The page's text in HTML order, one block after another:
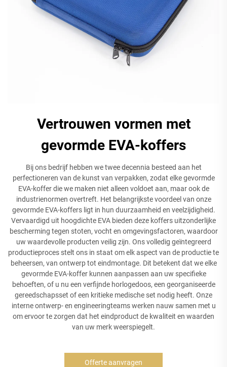
Vertrouwen vormen met
gevormde EVA-koffers
Bij ons bedrijf hebben we twee decennia besteed aan het
perfectioneren van de kunst van verpakken, zodat elke gevormde
EVA-koffer die we maken niet alleen voldoet aan, maar ook de
industrienormen overtreft. Het belangrijkste voordeel van onze
gevormde EVA-koffers ligt in hun duurzaamheid en veelzijdigheid.
Vervaardigd uit hoogdichte EVA bieden deze koffers uitzonderlijke
bescherming tegen stoten, vocht en omgevingsfactoren, waardoor
uw waardevolle producten veilig zijn. Ons volledig geïntegreerd
productieproces stelt ons in staat om elk aspect van de productie te
beheersen, van ontwerp tot eindmontage. Dit betekent dat we elke
gevormde EVA-koffer kunnen aanpassen aan uw specifieke
behoeften, of u nu een verfijnde horlogedoos, een georganiseerde
gereedschapsset of een kritieke medische set nodig heeft. Onze
interne ontwerp- en engineeringteams werken nauw samen met u
om ervoor te zorgen dat het eindproduct de kwaliteit en waarden
van uw merk weerspiegelt.
Offerte aanvragen